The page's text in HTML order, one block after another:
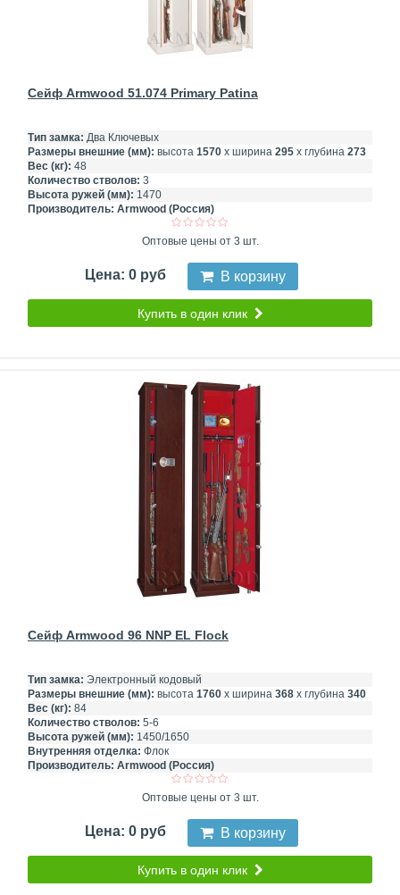
Сейф Armwood 51.074 Primary Patina
Тип замка: Два Ключевых
Размеры внешние (мм): высота 1570 х ширина 295 х глубина 273
Вес (кг): 48
Количество стволов: 3
Высота ружей (мм): 1470
Производитель: Armwood (Россия)
Оптовые цены от 3 шт.
Цена: 0 руб В корзину
Купить в один клик
Сейф Armwood 96 NNP EL Flock
Тип замка: Электронный кодовый
Размеры внешние (мм): высота 1760 х ширина 368 х глубина 340
Вес (кг): 84
Количество стволов: 5-6
Высота ружей (мм): 1450/1650
Внутренняя отделка: Флок
Производитель: Armwood (Россия)
Оптовые цены от 3 шт.
Цена: 0 руб В корзину
Купить в один клик